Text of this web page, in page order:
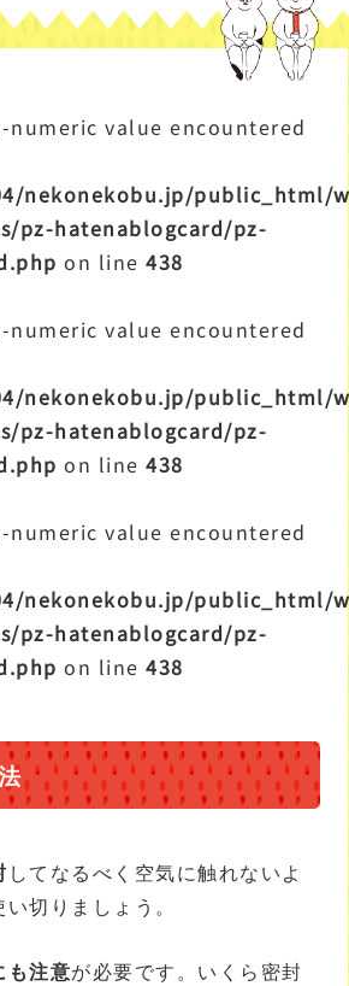
numeric value encountered
nekonekobu.jp/public_html/
pz-hatenablogcard/pz-
on line 438
numeric value encountered
nekonekobu.jp/public_html/
pz-hatenablogcard/pz-
on line 438
numeric value encountered
nekonekobu.jp/public_html/
pz-hatenablogcard/pz-
on line 438
してなるべく空気に触れないよ
切りましょう。
も注意が必要です。いくら密封